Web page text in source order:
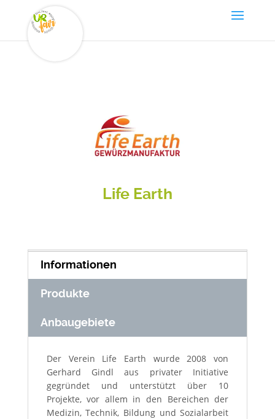
Life Earth
Informationen
Produkte
Anbaugebiete
Der Verein Life Earth wurde 2008 von
Gerhard Gindl aus privater Initiative
gegründet und unterstützt über 10
Projekte, vor allem in den Bereichen der
Medizin, Technik, Bildung und Sozialarbeit